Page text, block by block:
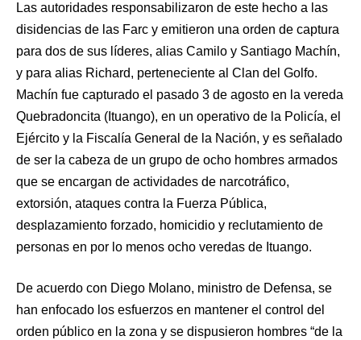
Las autoridades responsabilizaron de este hecho a las
disidencias de las Farc y emitieron una orden de captura
para dos de sus líderes, alias Camilo y Santiago Machín,
y para alias Richard, perteneciente al Clan del Golfo.
Machín fue capturado el pasado 3 de agosto en la vereda
Quebradoncita (Ituango), en un operativo de la Policía, el
Ejército y la Fiscalía General de la Nación, y es señalado
de ser la cabeza de un grupo de ocho hombres armados
que se encargan de actividades de narcotráfico,
extorsión, ataques contra la Fuerza Pública,
desplazamiento forzado, homicidio y reclutamiento de
personas en por lo menos ocho veredas de Ituango.
De acuerdo con Diego Molano, ministro de Defensa, se
han enfocado los esfuerzos en mantener el control del
orden público en la zona y se dispusieron hombres “de la